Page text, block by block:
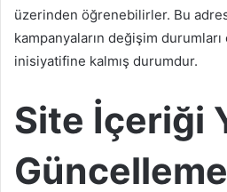
üzerinden öğrenebilirler. Bu
kampanyaların değişim
inisiyatifine kalmış durumdur.
Site İçeriği
Güncelleme